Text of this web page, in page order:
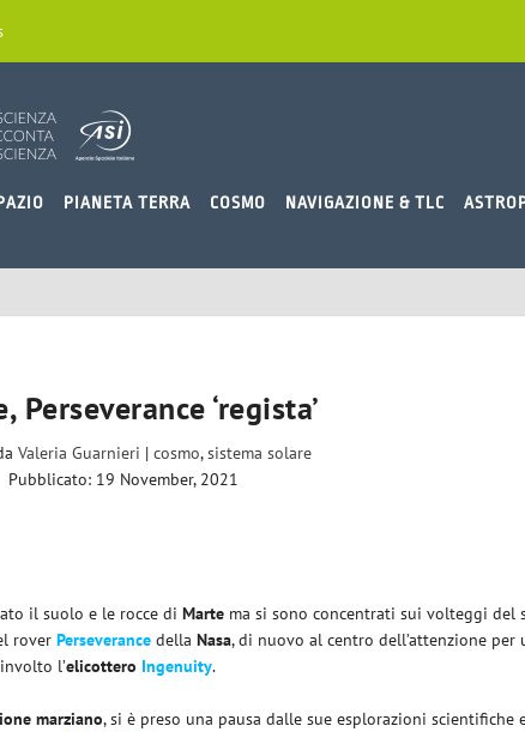
PIANETA TERRA COSMO NAVIGAZIONE & TLC
Perseverance ‘regista’
Valeria Guarnieri |cosmo,sistema solare
Pubblicato: 19 November, 2021
il suolo e le rocce diMarte ma si sono concentrati sui volteggi del
roverPerseverance dellaNasa, di nuovo al centro dell’attenzione per
l’elicottero Ingenuity.
marziano, si è preso una pausa dalle sue esplorazioni scientifiche